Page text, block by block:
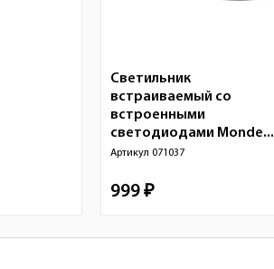
Светильник
встраиваемый со
встроенными
светодиодами Monde...
Артикул 071037
999 ₽